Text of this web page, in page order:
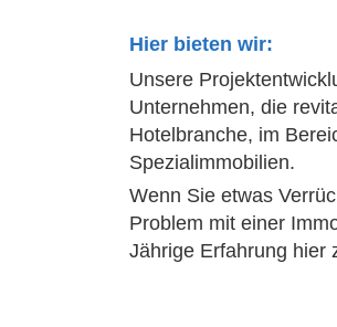
Hier bieten wir:
Unsere
Unternehmen, die
Hotelbranche, im
Spezialimmobilien.
Wenn Sie etwas
Problem mit einer
Jährige Erfahrung hier